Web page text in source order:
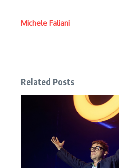
Michele Faliani
Related Posts